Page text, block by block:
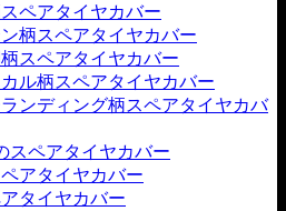
ペアタイヤカバー
柄スペアタイヤカバー
スペアタイヤカバー
ル柄スペアタイヤカバー
ンディング柄スペアタイヤカバ
スペアタイヤカバー
アタイヤカバー
タイヤカバー